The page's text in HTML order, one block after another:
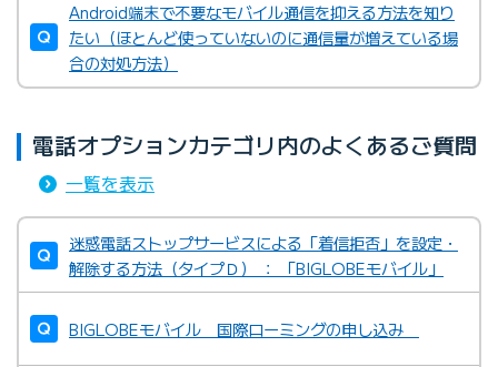
Android端末で不要なモバイル通信を抑える方法を知り
たい（ほとんど使っていないのに通信量が増えている場
合の対処方法）
電話オプションカテゴリ内のよくあるご質問
一覧を表示
迷惑電話ストップサービスによる「着信拒否」を設定・
解除する方法（タイプＤ） ： 「BIGLOBEモバイル」
BIGLOBEモバイル 国際ローミングの申し込み